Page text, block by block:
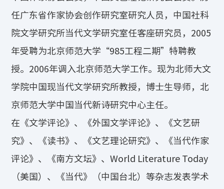
任广东省作家协会创作研究室研究人员，中国社科
院文学研究所当代文学研究室任客座研究员，2005
年受聘为北京师范大学“985工程二期”特聘教
授。2006年调入北京师范大学工作。现为北师大文
学院中国现当代文学研究所教授，博士生导师，北
京师范大学中国当代新诗研究中心主任。
在《文学评论》、《外国文学评论》、《文艺研
究》、《读书》、《文艺理论研究》、《当代作家
评论》、《南方文坛》、World Literature Today
（美国）、《当代》（中国台北）等杂志发表学术